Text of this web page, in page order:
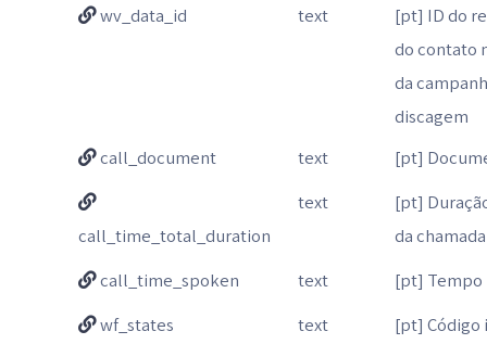
wv_data_id
text
[pt] ID do
do contato
da
discagem
call_document
text [pt]
call_time_total_duration
text
[pt]
da chamada
call_time_spoken
text
[pt] Tempo
wf_states
text
[pt] Código